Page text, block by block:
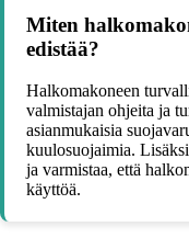
Miten
edistää?
Halkomakoneen
valmistajan ohjeita ja
asianmukaisia
kuulosuojaimia.
ja varmistaa, että
käyttöä.